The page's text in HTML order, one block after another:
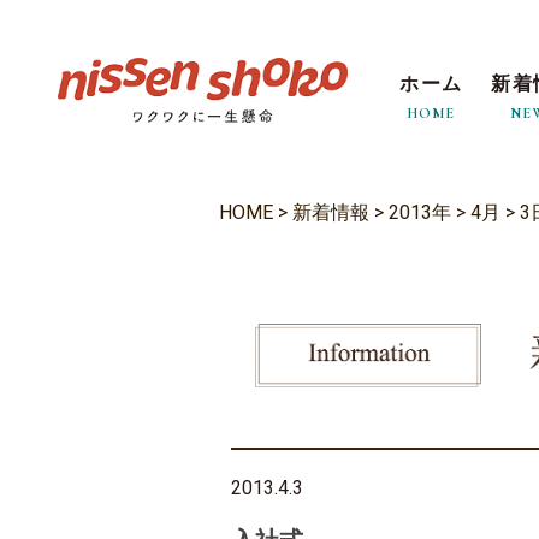
ホーム
HOME
新着
HOME > 新着情報 > 2013年 > 4月 > 3
2013.4.3